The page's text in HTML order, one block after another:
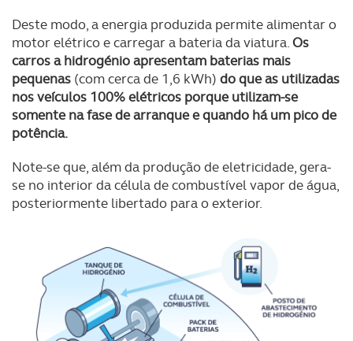
Deste modo, a energia produzida permite alimentar o
motor elétrico e carregar a bateria da viatura.Os
carros a hidrogénio apresentam baterias mais
pequenas (com cerca de 1,6 kWh) do que as utilizadas
nos veículos 100% elétricos porque utilizam-se
somente na fase de arranque e quando há um pico de
potência.
Note-se que, além da produção de eletricidade, gera-
se no interior da célula de combustível vapor de água,
posteriormente libertado para o exterior.